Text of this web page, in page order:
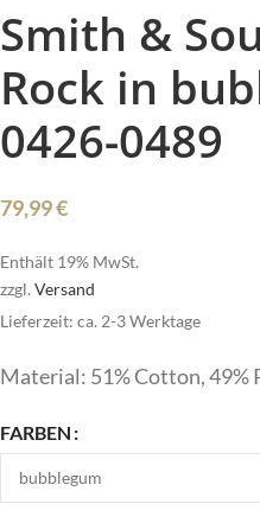
Smith &
Rock in
0426-0489
79,99€
Enthält 19% MwSt.
zzgl. Versand
Lieferzeit: ca. 2-3 Werktage
Material: 51% Cotton, 49%
FARBEN